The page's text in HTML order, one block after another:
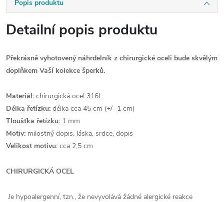
Popis produktu
Detailní popis produktu
Překrásně vyhotovený náhrdelník z chirurgické oceli bude skvělým
doplňkem Vaší kolekce šperků.
Materiál: chirurgická ocel 316L
Délka řetízku: délka cca 45 cm (+/- 1 cm)
Tloušťka řetízku: 1 mm
Motiv: milostný dopis, láska, srdce, dopis
Velikost motivu: cca 2,5 cm
CHIRURGICKÁ OCEL
Je hypoalergenní, tzn., že nevyvolává žádné alergické reakce